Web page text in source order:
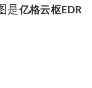
是亿格云枢EDR